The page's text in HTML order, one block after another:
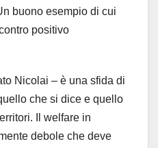
buono esempio di cui
positivo
Nicolai – è una sfida di
che si dice e quello
Il welfare in
debole che deve